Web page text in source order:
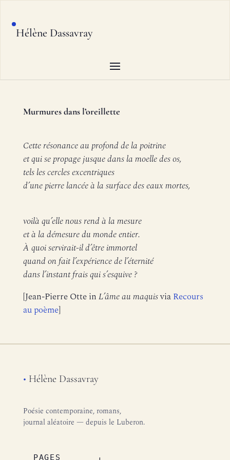
Hélène Dassavray
Murmures dans l’oreillette
Cette résonance au profond de la poitrine
et qui se propage jusque dans la moelle des os,
tels les cercles excentriques
d’une pierre lancée à la surface des eaux mortes,
voilà qu’elle nous rend à la mesure
et à la démesure du monde entier.
À quoi servirait-il d’être immortel
quand on fait l’expérience de l’éternité
dans l’instant frais qui s’esquive ?
[Jean-Pierre Otte inL’âme au maquisviaRecours
au poème]
• Hélène Dassavray
Poésie contemporaine, romans,
journal aléatoire — depuis le Luberon.
PAGES